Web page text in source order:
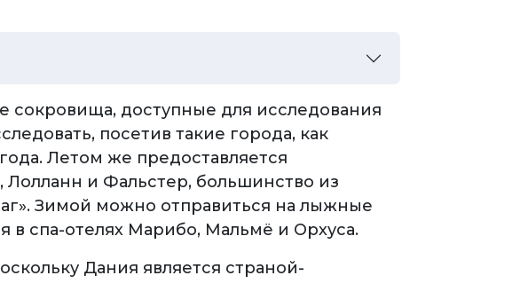
сокровища, доступные для исследования
посетив такие города, как
Летом же предоставляется
и Фальстер, большинство из
Зимой можно отправиться на лыжные
в спа-отелях Марибо, Мальмё и Орхуса.
Дания является страной-